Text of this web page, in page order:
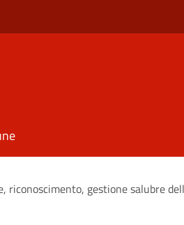
riconoscimento, gestione salubre